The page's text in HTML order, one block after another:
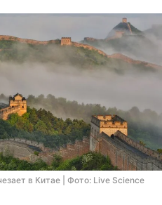
в Китае | Фото: Live Science